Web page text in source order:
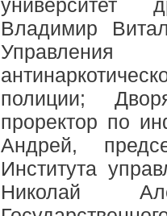
университет
Владимир
Управления
полиции;
проректор по
Андрей,
Института
Николай